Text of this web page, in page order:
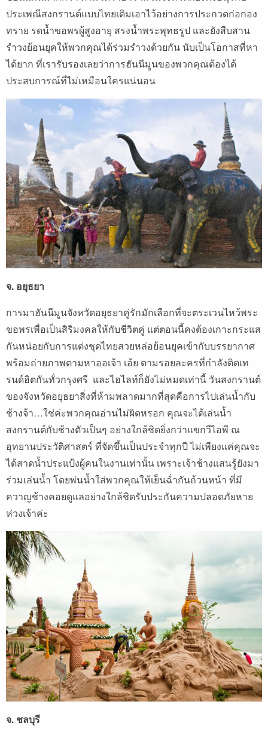
ประเพณีสงกรานต์แบบไทยเดิมเอาไว้อย่างการประกวดก่อกอง
ทราย รดน้ำขอพรผู้สูงอายุ สรงน้ำพระพุทธรูป และยังสืบสาน
รำวงย้อนยุคให้พวกคุณได้ร่วมรำวงด้วยกัน นับเป็นโอกาสที่หา
ได้ยาก ที่เรารับรองเลยว่าการฮันนีมูนของพวกคุณต้องได้
ประสบการณ์ที่ไม่เหมือนใครแน่นอน
จ. อยุธยา
การมาฮันนีมูนจังหวัดอยุธยาคู่รักมักเลือกที่จะตระเวนไหว้พระ
ขอพรเพื่อเป็นสิริมงคลให้กับชีวิตคู่ แต่ตอนนี้คงต้องเกาะกระแส
กันหน่อยกับการแต่งชุดไทยสวยหล่อย้อนยุคเข้ากับบรรยากาศ
พร้อมถ่ายภาพตามหาออเจ้า เอ้ย ตามรอยละครที่กำลังติดเท
รนด์ฮิตกันทั่วกรุงศรี และไฮไลท์ก็ยังไม่หมดเท่านี้ วันสงกรานต์
ของจังหวัดอยุธยาสิ่งที่ห้ามพลาดมากที่สุดคือการไปเล่นน้ำกับ
ช้างจ้า…ใช่ค่ะพวกคุณอ่านไม่ผิดหรอก คุณจะได้เล่นน้ำ
สงกรานต์กับช้างตัวเป็นๆ อย่างใกล้ชิดยิ่งกว่าแขกวีไอพี ณ
อุทยานประวัติศาสตร์ ที่จัดขึ้นเป็นประจำทุกปี ไม่เพียงแค่คุณจะ
ได้สาดน้ำประแป้งผู้คนในงานเท่านั้น เพราะเจ้าช้างแสนรู้ยังมา
ร่วมเล่นน้ำ โดยพ่นน้ำใส่พวกคุณให้เย็นฉ่ำกันถ้วนหน้า ที่มี
ควาญช้างคอยดูแลอย่างใกล้ชิดรับประกันความปลอดภัยหาย
ห่วงเจ้าค่ะ
จ. ชลบุรี